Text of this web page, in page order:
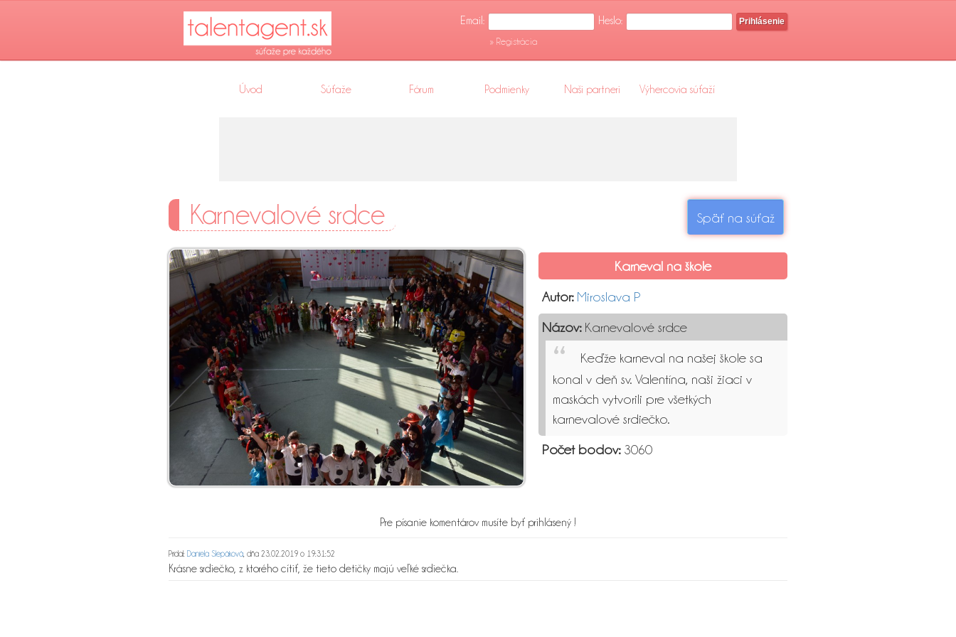
Email: Heslo:
Prihlásenie
» Registrácia
Úvod Súťaže Fórum Podmienky Naši partneri Výhercovia súťaží
Späť na súťaž
Karnevalové srdce
Karneval na škole
Autor: Miroslava P
Názov:Karnevalové srdce
Keďže karneval na našej škole sa
konal v deň sv. Valentína, naši žiaci v
maskách vytvorili pre všetkých
karnevalové srdiečko.
Počet bodov:3060
Pre písanie komentárov musíte byť prihlásený !
Pridal: Daniela Slepáková , dňa 23.02.2019 o 19:31:52
Krásne srdiečko, z ktorého cítiť, že tieto detičky majú veľké srdiečka.